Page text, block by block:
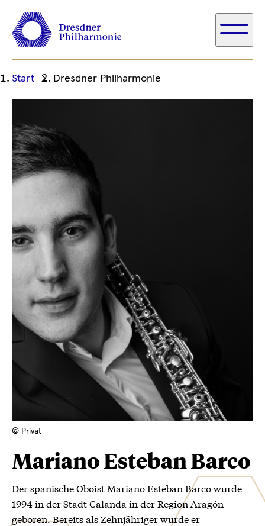
Ihre
Start Dresdner Philharmonie
© Privat
Mariano Esteban Barco
Der spanische Oboist Mariano Esteban Barco wurde
1994 in der Stadt Calanda in der Region Aragón
geboren. Bereits als Zehnjähriger wurde er